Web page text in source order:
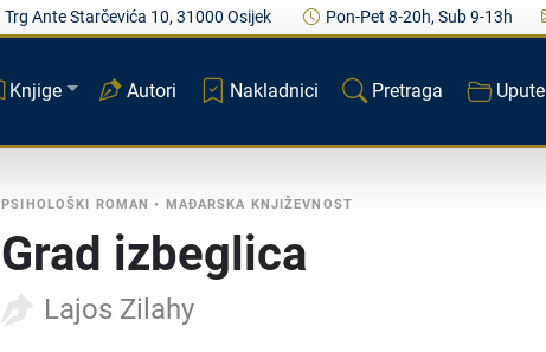
Trg Ante Starčevića 10, 31000 Osijek Pon-Pet 8-20h, Sub 9-13h
Knjige Autori Nakladnici Pretraga Upute
PSIHOLOŠKI ROMAN • MAĐARSKA KNJIŽEVNOST
Grad izbeglica
Lajos Zilahy